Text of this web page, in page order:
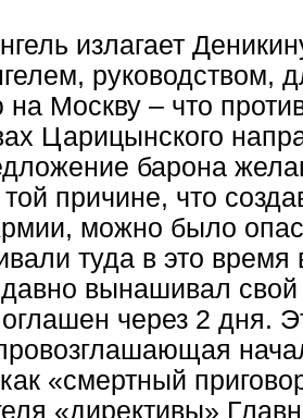
излагает
руководством,
Москву – что
Царицынского
барона
причине, что
можно было
туда в это
вынашивал свой
через 2 дня.
«смертный
«директивы»